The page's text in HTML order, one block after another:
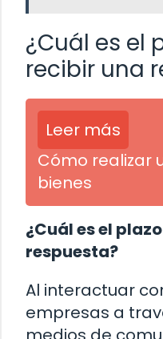
¿Cuál es el
recibir una
Leer más
Cómo realizar
bienes
¿Cuál es el
respuesta?
Al interactuar
empresas a